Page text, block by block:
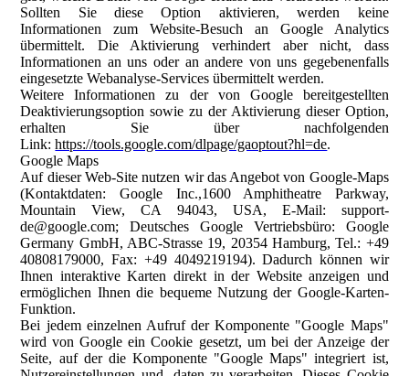
Sollten Sie diese Option aktivieren, werden keine
Informationen zum Website-Besuch an Google Analytics
übermittelt. Die Aktivierung verhindert aber nicht, dass
Informationen an uns oder an andere von uns gegebenenfalls
eingesetzte Webanalyse-Services übermittelt werden.
Weitere Informationen zu der von Google bereitgestellten
Deaktivierungsoption sowie zu der Aktivierung dieser Option,
erhalten Sie über nachfolgenden
Link:https://tools.google.com/dlpage/gaoptout?hl=de.
Google Maps
Auf dieser Web-Site nutzen wir das Angebot von Google-Maps
(Kontaktdaten: Google Inc.,1600 Amphitheatre Parkway,
Mountain View, CA 94043, USA, E-Mail: support-
de@google.com; Deutsches Google Vertriebsbüro: Google
Germany GmbH, ABC-Strasse 19, 20354 Hamburg, Tel.: +49
40808179000, Fax: +49 4049219194). Dadurch können wir
Ihnen interaktive Karten direkt in der Website anzeigen und
ermöglichen Ihnen die bequeme Nutzung der Google-Karten-
Funktion.
Bei jedem einzelnen Aufruf der Komponente "Google Maps"
wird von Google ein Cookie gesetzt, um bei der Anzeige der
Seite, auf der die Komponente "Google Maps" integriert ist,